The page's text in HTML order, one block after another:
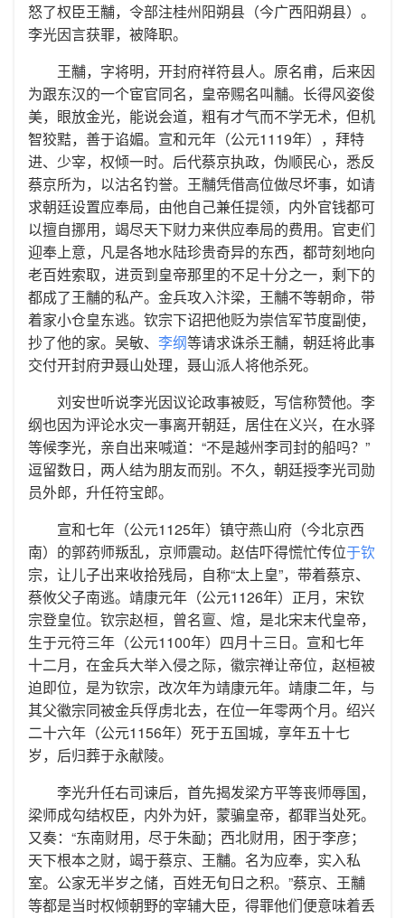
怒了权臣王黼，令部注桂州阳朔县（今广西阳朔县）。
李光因言获罪，被降职。
王黼，字将明，开封府祥符县人。原名甫，后来因
为跟东汉的一个宦官同名，皇帝赐名叫黼。长得风姿俊
美，眼放金光，能说会道，粗有才气而不学无术，但机
智狡黠，善于谄媚。宣和元年（公元1119年），拜特
进、少宰，权倾一时。后代蔡京执政，伪顺民心，悉反
蔡京所为，以沽名钓誉。王黼凭借高位做尽坏事，如请
求朝廷设置应奉局，由他自己兼任提领，内外官钱都可
以擅自挪用，竭尽天下财力来供应奉局的费用。官吏们
迎奉上意，凡是各地水陆珍贵奇异的东西，都苛刻地向
老百姓索取，进贡到皇帝那里的不足十分之一，剩下的
都成了王黼的私产。金兵攻入汴梁，王黼不等朝命，带
着家小仓皇东逃。钦宗下诏把他贬为崇信军节度副使，
抄了他的家。吴敏、 李纲等请求诛杀王黼，朝廷将此事
交付开封府尹聂山处理，聂山派人将他杀死。
刘安世听说李光因议论政事被贬，写信称赞他。李
纲也因为评论水灾一事离开朝廷，居住在义兴，在水驿
等候李光，亲自出来喊道：“不是越州李司封的船吗？”
逗留数日，两人结为朋友而别。不久，朝廷授李光司勋
员外郎，升任符宝郎。
宣和七年（公元1125年）镇守燕山府（今北京西
南）的郭药师叛乱，京师震动。赵佶吓得慌忙传位于钦
宗，让儿子出来收拾残局，自称“太上皇”，带着蔡京、
蔡攸父子南逃。靖康元年（公元1126年）正月，宋钦
宗登皇位。钦宗赵桓，曾名亶、煊，是北宋末代皇帝，
生于元符三年（公元1100年）四月十三日。宣和七年
十二月，在金兵大举入侵之际，徽宗禅让帝位，赵桓被
迫即位，是为钦宗，改次年为靖康元年。靖康二年，与
其父徽宗同被金兵俘虏北去，在位一年零两个月。绍兴
二十六年（公元1156年）死于五国城，享年五十七
岁，后归葬于永献陵。
李光升任右司谏后，首先揭发梁方平等丧师辱国，
梁师成勾结权臣，内外为奸，蒙骗皇帝，都罪当处死。
又奏：“东南财用，尽于朱勔；西北财用，困于李彦；
天下根本之财，竭于蔡京、王黼。名为应奉，实入私
室。公家无半岁之储，百姓无旬日之积。”蔡京、王黼
等都是当时权倾朝野的宰辅大臣，得罪他们便意味着丢